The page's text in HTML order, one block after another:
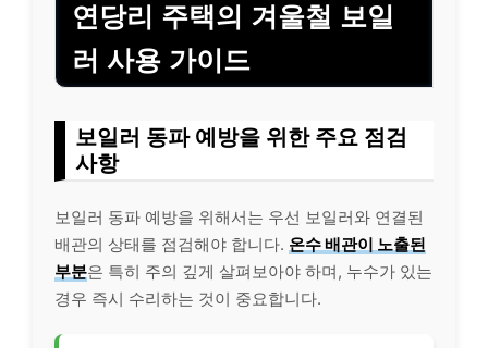
연당리 주택의 겨울철 보일
러 사용 가이드
보일러 동파 예방을 위한 주요 점검
사항
보일러 동파 예방을 위해서는 우선 보일러와 연결된
배관의 상태를 점검해야 합니다. 온수 배관이 노출된
부분은 특히 주의 깊게 살펴보아야 하며, 누수가 있는
경우 즉시 수리하는 것이 중요합니다.